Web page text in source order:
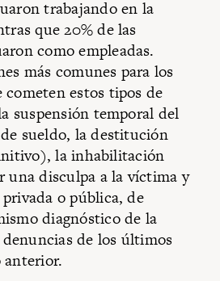
trabajando en la
que 20% de las
como empleadas.
más comunes para los
estos tipos de
suspensión temporal del
sueldo, la destitución
la inhabilitación
una disculpa a la víctima y
o pública, de
diagnóstico de la
de los últimos
anterior.